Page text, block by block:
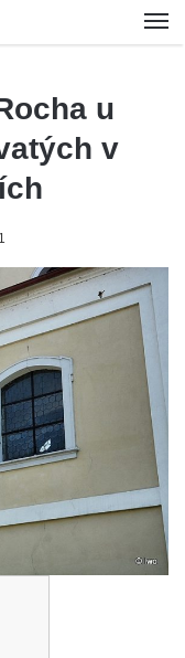
u
v